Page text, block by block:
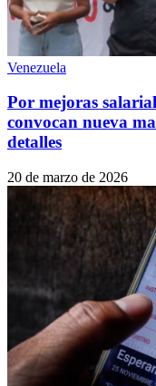
Venezuela
Por mejoras
convocan nueva
detalles
20 de marzo de 2026